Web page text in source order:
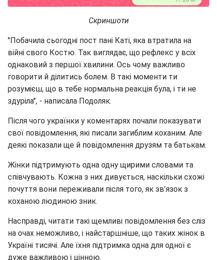
Скриншоти
"Побачила сьогодні пост пані Каті, яка втратила на
війні свого Костю. Так виглядає, що рефлекс у всіх
однаковий з першої хвилини. Ось чому важливо
говорити й ділитись болем. В такі моменти ти
розумієш, що в тебе нормальна реакція була, і ти не
здуріла", - написала Подоляк.
Після чого українки у коментарях почали показувати
свої повідомлення, які писали загиблим коханим. Але
деякі показали ще й повідомлення друзям та батькам.
Жінки підтримують одна одну щирими словами та
співчувають. Кожна з них дивується, наскільки схожі
почуття вони переживали після того, як зв’язок з
коханою людиною зник.
Насправді, читати такі щемливі повідомлення без сліз
на очах неможливо, і найстаршніше, що таких жінок в
Україні тисячі. Але їхня підтримка одна для одної є
дуже важливою і цінною.